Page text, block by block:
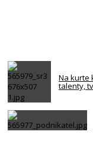
Na kurte
talenty,